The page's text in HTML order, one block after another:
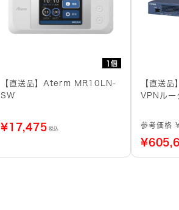
1個
【直送品】Aterm MR10LN-
SW
¥17,475 税込
【直送
VPNルー
参考価格
¥